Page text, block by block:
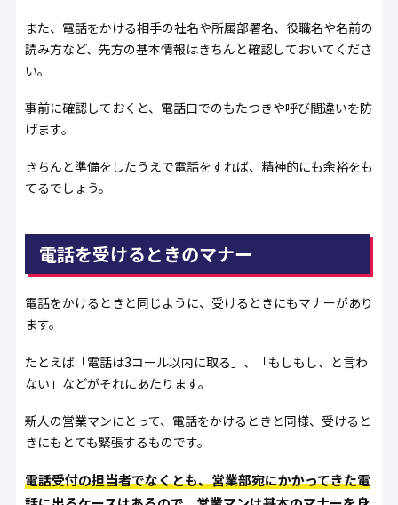
また、電話をかける相手の社名や所属部署名、役職名や名前の
読み方など、先方の基本情報はきちんと確認しておいてくださ
い。
事前に確認しておくと、電話口でのもたつきや呼び間違いを防
げます。
きちんと準備をしたうえで電話をすれば、精神的にも余裕をも
てるでしょう。
電話を受けるときのマナー
電話をかけるときと同じように、受けるときにもマナーがあり
ます。
たとえば「電話は3コール以内に取る」、「もしもし、と言わ
ない」などがそれにあたります。
新人の営業マンにとって、電話をかけるときと同様、受けると
きにもとても緊張するものです。
電話受付の担当者でなくとも、営業部宛にかかってきた電